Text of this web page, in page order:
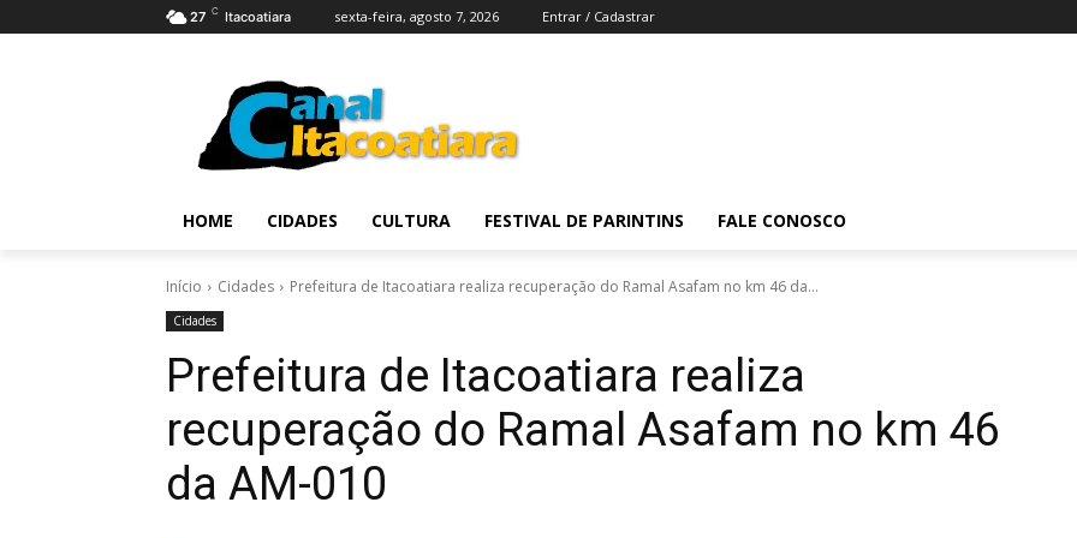
27 C Itacoatiara sexta-feira, agosto 7, 2026 Entrar / Cadastrar
HOME CIDADES CULTURA FESTIVAL DE PARINTINS FALE CONOSCO
Início Cidades Prefeitura de Itacoatiara realiza recuperação do Ramal Asafam no km 46 da...
Cidades
Prefeitura de Itacoatiara realiza
recuperação do Ramal Asafam no km 46
da AM-010